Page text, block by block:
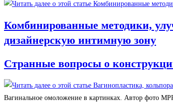
Комбинированные методики,
дизайнерскую интимную зону
Странные вопросы о
Вагинальное омоложение в картинках. Автор фото